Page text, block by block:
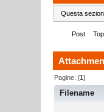
Questa
Post
Pagine: [1]
Filename